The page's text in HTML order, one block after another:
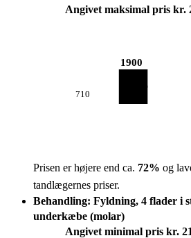
Angivet maksimal pris kr.
710
1900
Prisen er højere end ca. 72% og
tandlægernes priser.
Behandling: Fyldning, 4 flader i
underkæbe (molar)
Angivet minimal pris kr.